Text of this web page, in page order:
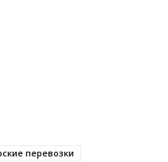
перевозки